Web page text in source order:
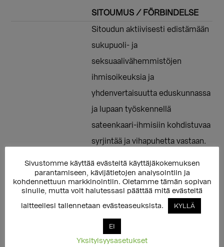
SITOUMUS / FÖRBINDELSE
Sitoudun aktiivisesti edistämään
sukupuoli- ja
seksuaalivähemmistöjen
ihmisoikeuksia ja
yhdenvertaisuutta eduskunnassa
ja lupaan työskennellä
sateenkaari-ihmisiin kohdistuvaa
syrjintää ja vihapuhetta vastaan.
toiminnallani, että sukupuoli- ja
seksuaalivähemmistöjen oma
ääni kuuluu päätöksenteossa. //
Jag åtar mig att aktivt främja
mänskliga rättigheter och
Sivustomme käyttää evästeitä käyttäjäkokemuksen
parantamiseen, kävijätietojen analysointiin ja
kohdennettuun markkinointiin. Oletamme tämän sopivan
sinulle, mutta voit halutessasi päättää mitä evästeitä
laitteellesi tallennetaan evästeaseuksista.
KYLLÄ
EI
Yksityisyysasetukset